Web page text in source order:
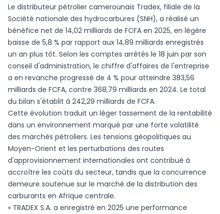
Le distributeur pétrolier camerounais Tradex, filiale de la
Société nationale des hydrocarbures (SNH), a réalisé un
bénéfice net de 14,02 milliards de FCFA en 2025, en légère
baisse de 5,8 % par rapport aux 14,89 milliards enregistrés
un an plus tôt. Selon les comptes arrêtés le 18 juin par son
conseil d'administration, le chiffre d'affaires de l'entreprise
a en revanche progressé de 4 % pour atteindre 383,56
milliards de FCFA, contre 368,79 milliards en 2024. Le total
du bilan s'établit à 242,29 milliards de FCFA.
Cette évolution traduit un léger tassement de la rentabilité
dans un environnement marqué par une forte volatilité
des marchés pétroliers. Les tensions géopolitiques au
Moyen-Orient et les perturbations des routes
d'approvisionnement internationales ont contribué à
accroître les coûts du secteur, tandis que la concurrence
demeure soutenue sur le marché de la distribution des
carburants en Afrique centrale.
« TRADEX S.A. a enregistré en 2025 une performance